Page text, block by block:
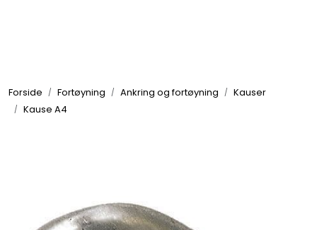
Forside Fortøyning Ankring og fortøyning
Kauser
Kause A4
Elektrisk